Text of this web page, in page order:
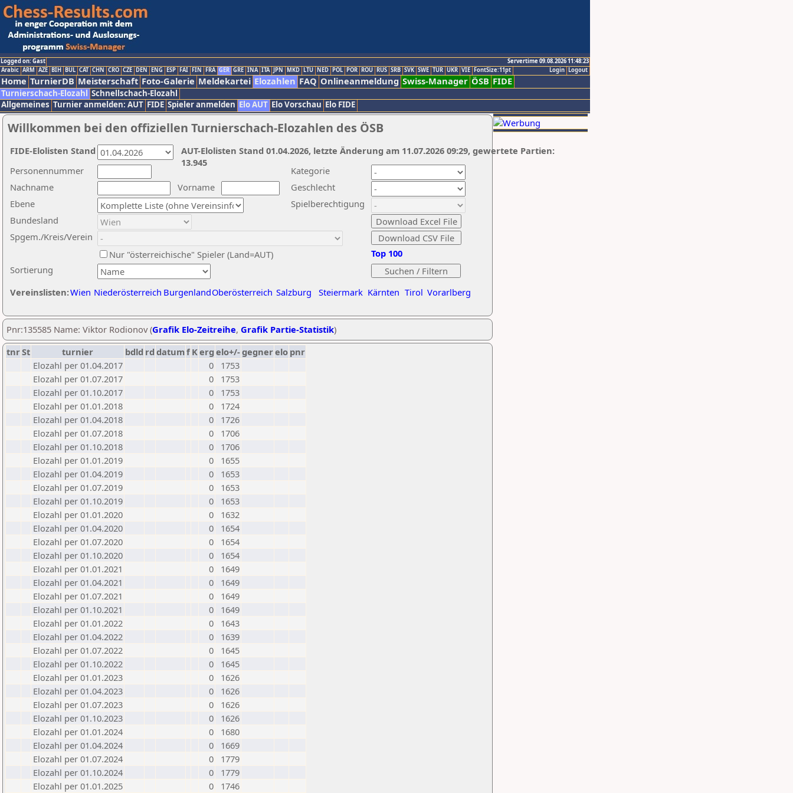
Logged on: Gast
Servertime 09.08.2026 11:48:23
Logout
Login
Arabic ARM AZE BIH BUL CAT CHN CRO CZE DEN ENG ESP FAI FIN FRA GER GRE INA ITA JPN MKD LTU NED POL POR ROU RUS SRB SVK SWE TUR UKR VIE FontSize:11pt
Home TurnierDB Meisterschaft Foto-Galerie Meldekartei Elozahlen FAQ Onlineanmeldung Swiss-Manager ÖSB FIDE
Turnierschach-Elozahl Schnellschach-Elozahl
Allgemeines Turnier anmelden: AUT FIDE Spieler anmelden Elo AUT Elo Vorschau Elo FIDE
Willkommen bei den offiziellen Turnierschach-Elozahlen des ÖSB
Nachname
Vorname
Ebene
Kategorie
Sortierung
Personennummer
Bundesland
Spgem./Kreis/Verein
Geschlecht
Nur "österreichische" Spieler (Land=AUT)
Spielberechtigung
Vereinslisten:Wien Niederösterreich BurgenlandOberösterreich Salzburg Steiermark Kärnten Tirol Vorarlberg
Top 100
AUT-Elolisten Stand 01.04.2026, letzte Änderung am 11.07.2026 09:29, gewertete Partien:
13.945
FIDE-Elolisten Stand
Pnr:135585 Name: Viktor Rodionov (Grafik Elo-Zeitreihe, Grafik Partie-Statistik)
tnrSt turnier bdld rd datumf Kerg elo+/-gegnerelo pnr
Elozahl per 01.04.2017
0
1753
Elozahl per 01.07.2017
0
1753
Elozahl per 01.10.2017
0
1753
Elozahl per 01.01.2018
0
1724
Elozahl per 01.04.2018
0
1726
Elozahl per 01.07.2018
0
1706
Elozahl per 01.10.2018
0
1706
Elozahl per 01.01.2019
0
1655
Elozahl per 01.04.2019
0
1653
Elozahl per 01.07.2019
0
1653
Elozahl per 01.10.2019
0
1653
Elozahl per 01.01.2020
0
1632
Elozahl per 01.04.2020
0
1654
Elozahl per 01.07.2020
0
1654
Elozahl per 01.10.2020
0
1654
Elozahl per 01.01.2021
0
1649
Elozahl per 01.04.2021
0
1649
Elozahl per 01.07.2021
0
1649
Elozahl per 01.10.2021
0
1649
Elozahl per 01.01.2022
0
1643
Elozahl per 01.04.2022
0
1639
Elozahl per 01.07.2022
0
1645
Elozahl per 01.10.2022
0
1645
Elozahl per 01.01.2023
0
1626
Elozahl per 01.04.2023
0
1626
Elozahl per 01.07.2023
0
1626
Elozahl per 01.10.2023
0
1626
Elozahl per 01.01.2024
0
1680
Elozahl per 01.04.2024
0
1669
Elozahl per 01.07.2024
0
1779
Elozahl per 01.10.2024
0
1779
Elozahl per 01.01.2025
0 1746